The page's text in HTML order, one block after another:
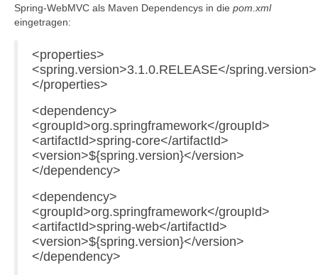
Spring-WebMVC als Maven Dependencys in die pom.xml
eingetragen:
<properties>
<spring.version>3.1.0.RELEASE</spring.version>
</properties>
<dependency>
<groupId>org.springframework</groupId>
<artifactId>spring-core</artifactId>
<version>${spring.version}</version>
</dependency>
<dependency>
<groupId>org.springframework</groupId>
<artifactId>spring-web</artifactId>
<version>${spring.version}</version>
</dependency>